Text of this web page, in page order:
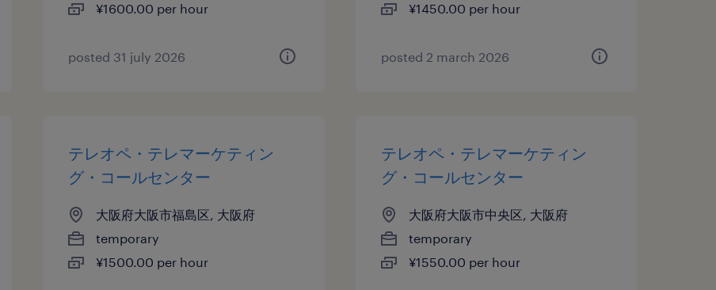
¥1600.00 per hour
posted 31 july 2026
¥1450.00 per hour
posted 2 march 2026
テレオペ・テレマーケティン
グ・コールセンター
大阪府大阪市福島区, 大阪府
temporary
¥1500.00 per hour
テレオペ・テレマーケティン
グ・コールセンター
大阪府大阪市中央区, 大阪府
temporary
¥1550.00 per hour